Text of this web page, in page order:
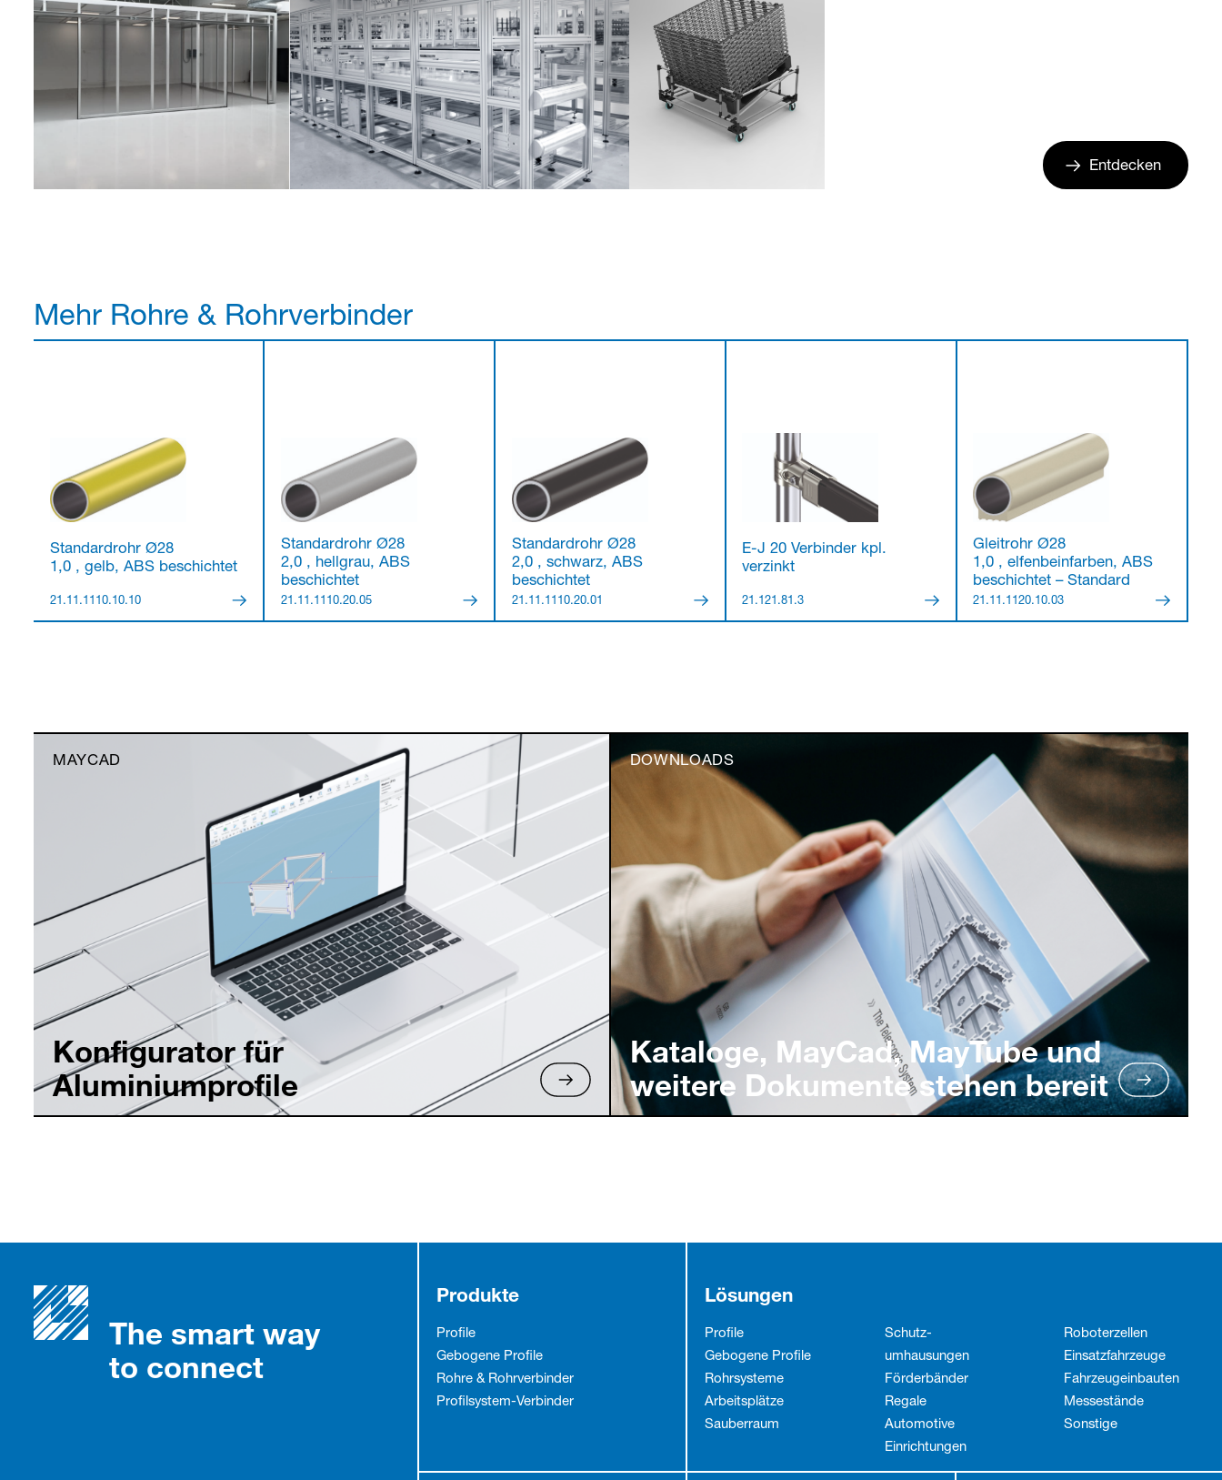
Entdecken
Mehr Rohre & Rohrverbinder
Standardrohr Ø28
1,0 , gelb, ABS beschichtet
21.11.1110.10.10
Standardrohr Ø28
2,0 , hellgrau, ABS
beschichtet
21.11.1110.20.05
Standardrohr Ø28
2,0 , schwarz, ABS
beschichtet
21.11.1110.20.01
E-J 20 Verbinder kpl.
verzinkt
21.121.81.3
Gleitrohr Ø28
1,0 , elfenbeinfarben, ABS
beschichtet – Standard
21.11.1120.10.03
MAYCAD
Konfigurator für
Aluminiumprofile
DOWNLOADS
Kataloge, MayCad, MayTube und
weitere Dokumente stehen bereit
The smart way
to connect
Produkte
Profile
Gebogene Profile
Rohre & Rohrverbinder
Profilsystem-Verbinder
Lösungen
Profile
Gebogene Profile
Rohrsysteme
Arbeitsplätze
Sauberraum
Schutz­
umhausungen
Förderbänder
Regale
Automotive
Einrichtungen
Roboterzellen
Einsatzfahrzeuge
Fahrzeug­einbauten
Messestände
Sonstige
Partner Login